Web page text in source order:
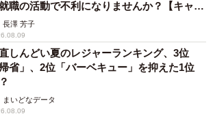
職の活動で不利になりませんか？【キャリ
ウンセラーが解説】
長澤 芳子
しんどい夏のレジャーランキング、3位
帰省」、2位「バーベキュー」を抑えた1位
まいどなデータ